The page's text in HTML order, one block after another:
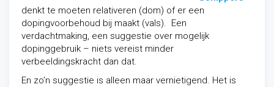
denkt te moeten relativeren (dom) of er een
dopingvoorbehoud bij maakt (vals). Een
verdachtmaking, een suggestie over mogelijk
dopinggebruik – niets vereist minder
verbeeldingskracht dan dat.
En zo’n suggestie is alleen maar vernietigend. Het is